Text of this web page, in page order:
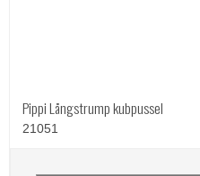
Pippi Långstrump kubpussel
21051